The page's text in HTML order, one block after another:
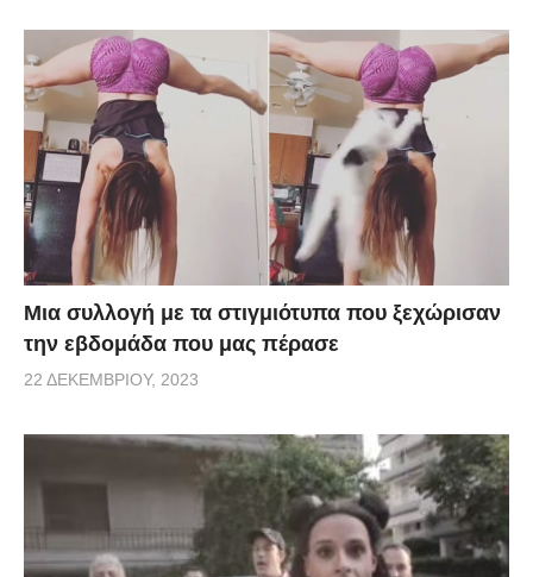
Μια συλλογή με τα στιγμιότυπα που ξεχώρισαν
την εβδομάδα που μας πέρασε
22 ΔΕΚΕΜΒΡΊΟΥ, 2023